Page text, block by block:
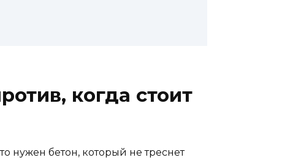
когда стоит
нужен бетон, который не треснет